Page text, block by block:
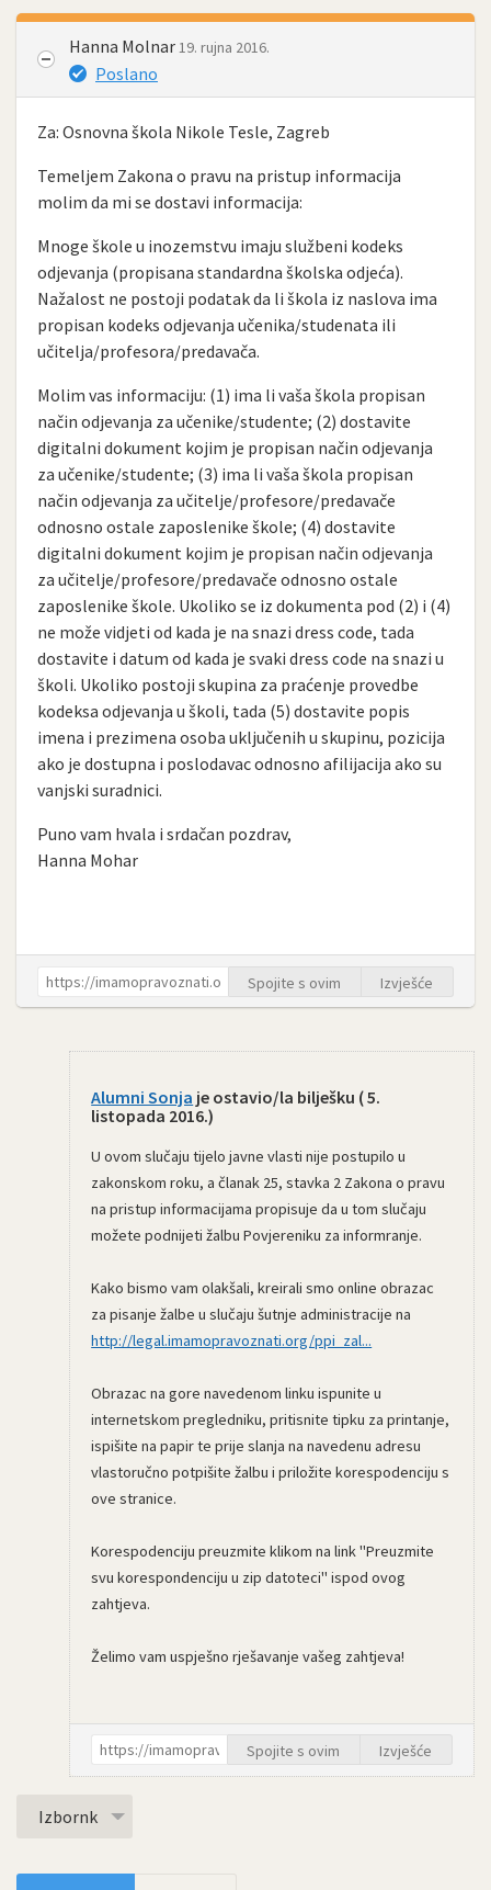
Hanna Molnar 19. rujna 2016.
Poslano
Za: Osnovna škola Nikole Tesle, Zagreb
Temeljem Zakona o pravu na pristup informacija
molim da mi se dostavi informacija:
Mnoge škole u inozemstvu imaju službeni kodeks
odjevanja (propisana standardna školska odjeća).
Nažalost ne postoji podatak da li škola iz naslova ima
propisan kodeks odjevanja učenika/studenata ili
učitelja/profesora/predavača.
Molim vas informaciju: (1) ima li vaša škola propisan
način odjevanja za učenike/studente; (2) dostavite
digitalni dokument kojim je propisan način odjevanja
za učenike/studente; (3) ima li vaša škola propisan
način odjevanja za učitelje/profesore/predavače
odnosno ostale zaposlenike škole; (4) dostavite
digitalni dokument kojim je propisan način odjevanja
za učitelje/profesore/predavače odnosno ostale
zaposlenike škole. Ukoliko se iz dokumenta pod (2) i (4)
ne može vidjeti od kada je na snazi dress code, tada
dostavite i datum od kada je svaki dress code na snazi u
školi. Ukoliko postoji skupina za praćenje provedbe
kodeksa odjevanja u školi, tada (5) dostavite popis
imena i prezimena osoba uključenih u skupinu, pozicija
ako je dostupna i poslodavac odnosno afilijacija ako su
vanjski suradnici.
Puno vam hvala i srdačan pozdrav,
Hanna Mohar
Spojite s ovim Izvješće
Alumni Sonja je ostavio/la bilješku (5.
listopada 2016.)
U ovom slučaju tijelo javne vlasti nije postupilo u
zakonskom roku, a članak 25, stavka 2 Zakona o pravu
na pristup informacijama propisuje da u tom slučaju
možete podnijeti žalbu Povjereniku za informranje.
Kako bismo vam olakšali, kreirali smo online obrazac
za pisanje žalbe u slučaju šutnje administracije na
http://legal.imamopravoznati.org/ppi_zal...
Obrazac na gore navedenom linku ispunite u
internetskom pregledniku, pritisnite tipku za printanje,
ispišite na papir te prije slanja na navedenu adresu
vlastoručno potpišite žalbu i priložite korespodenciju s
ove stranice.
Korespodenciju preuzmite klikom na link "Preuzmite
svu korespondenciju u zip datoteci" ispod ovog
zahtjeva.
Želimo vam uspješno rješavanje vašeg zahtjeva!
Spojite s ovim Izvješće
Izbornk